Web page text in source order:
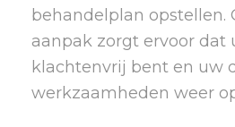
behandelplan opstellen.
aanpak zorgt ervoor dat
klachtenvrij bent en uw
werkzaamheden weer